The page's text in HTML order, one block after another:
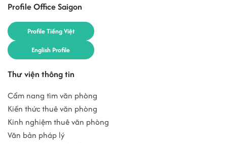
Profile Office Saigon
Profile Tiếng Việt
English Profile
Thư viện thông tin
Cẩm nang tìm văn phòng
Kiến thức thuê văn phòng
Kinh nghiệm thuê văn phòng
Văn bản pháp lý